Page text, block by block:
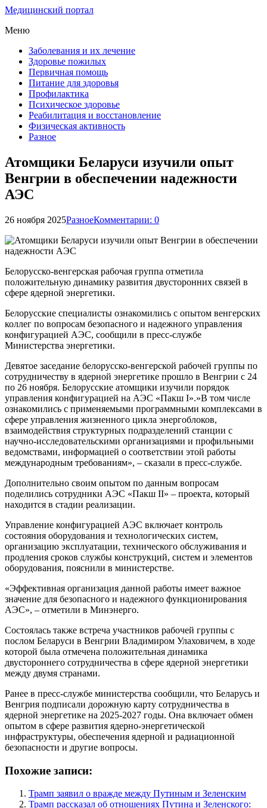
Медицинский портал
Меню
Заболевания и их лечение
Здоровье пожилых
Первичная помощь
Питание для здоровья
Профилактика
Психическое здоровье
Реабилитация и восстановление
Физическая активность
Разное
Атомщики Беларуси изучили опыт
Венгрии в обеспечении надежности
АЭС
26 ноября 2025РазноеКомментарии: 0
Белорусско-венгерская рабочая группа отметила
положительную динамику развития двусторонних связей в
сфере ядерной энергетики.
Белорусские специалисты ознакомились с опытом венгерских
коллег по вопросам безопасного и надежного управления
конфигурацией АЭС, сообщили в пресс-службе
Министерства энергетики.
Девятое заседание белорусско-венгерской рабочей группы по
сотрудничеству в ядерной энергетике прошло в Венгрии с 24
по 26 ноября. Белорусские атомщики изучили порядок
управления конфигурацией на АЭС «Пакш I».»В том числе
ознакомились с применяемыми программными комплексами в
сфере управления жизненного цикла энергоблоков,
взаимодействия структурных подразделений станции с
научно-исследовательскими организациями и профильными
ведомствами, информацией о соответствии этой работы
международным требованиям», – сказали в пресс-службе.
Дополнительно своим опытом по данным вопросам
поделились сотрудники АЭС «Пакш II» – проекта, который
находится в стадии реализации.
Управление конфигурацией АЭС включает контроль
состояния оборудования и технологических систем,
организацию эксплуатации, технического обслуживания и
продления сроков службы конструкций, систем и элементов
оборудования, пояснили в министерстве.
«Эффективная организация данной работы имеет важное
значение для безопасного и надежного функционирования
АЭС», – отметили в Минэнерго.
Состоялась также встреча участников рабочей группы с
послом Беларуси в Венгрии Владимиром Улаховичем, в ходе
которой была отмечена положительная динамика
двустороннего сотрудничества в сфере ядерной энергетики
между двумя странами.
Ранее в пресс-службе министерства сообщили, что Беларусь и
Венгрия подписали дорожную карту сотрудничества в
ядерной энергетике на 2025-2027 годы. Она включает обмен
опытом в сфере развития ядерно-энергетической
инфраструктуры, обеспечения ядерной и радиационной
безопасности и другие вопросы.
Похожие записи:
Трамп заявил о вражде между Путиным и Зеленским
Трамп рассказал об отношениях Путина и Зеленского: